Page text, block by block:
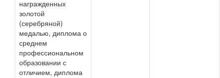
награжденных
золотой
(серебряной)
медалью, диплома о
среднем
профессиональном
образовании с
отличием, диплома